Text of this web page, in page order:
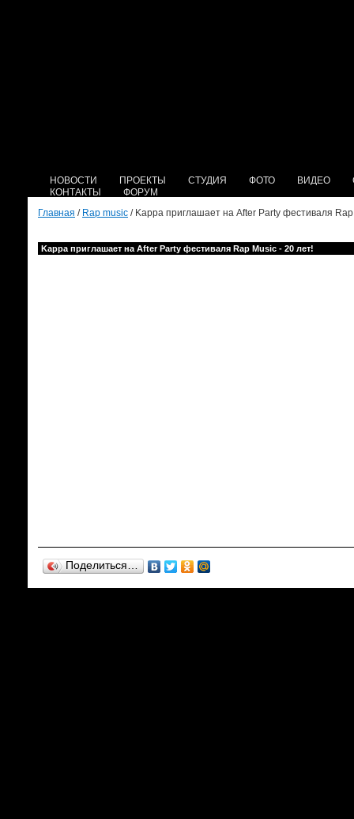
НОВОСТИ ПРОЕКТЫ СТУДИЯ ФОТО ВИДЕО
КОНТАКТЫ
ФОРУМ
Главная / Rap music / Kappa приглашает на After Party фестиваля
Kappa приглашает на After Party фестиваля Rap Music - 20 лет!
Поделиться…